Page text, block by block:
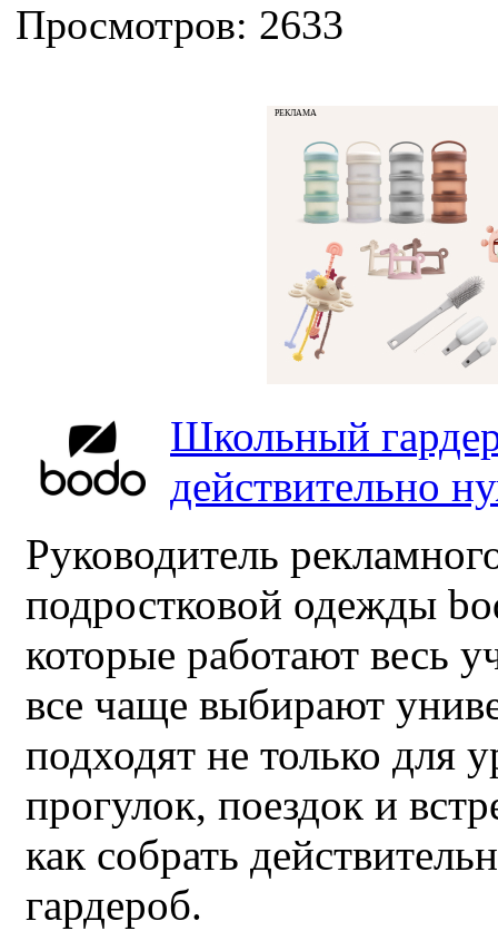
Просмотров: 2633
РЕКЛАМА
Школьный
действительно
Руководитель
подростковой одежды
которые работают весь
все чаще выбирают
подходят не только для
прогулок, поездок и
как собрать
гардероб.